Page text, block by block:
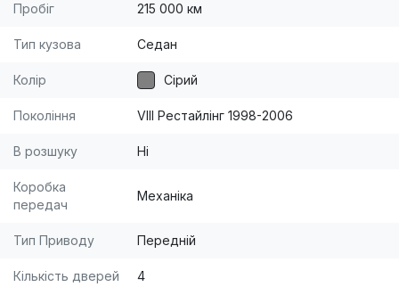
Пробіг 215 000 км
Тип кузова Седан
Колір Сірий
Покоління VIII Рестайлінг 1998-2006
В розшуку Ні
Коробка
передач
Механіка
Тип Приводу Передній
Кількість дверей 4